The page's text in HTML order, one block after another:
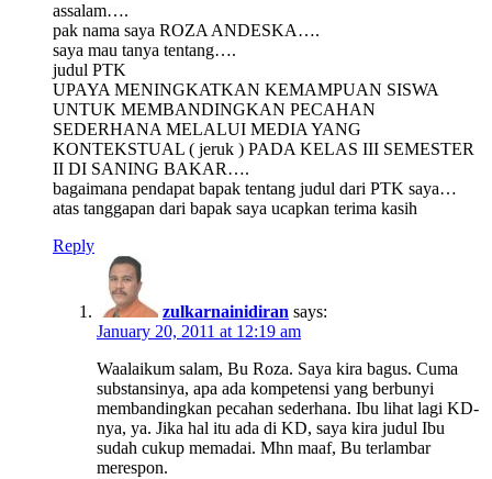
assalam….
pak nama saya ROZA ANDESKA….
saya mau tanya tentang….
judul PTK
UPAYA MENINGKATKAN KEMAMPUAN SISWA
UNTUK MEMBANDINGKAN PECAHAN
SEDERHANA MELALUI MEDIA YANG
KONTEKSTUAL ( jeruk ) PADA KELAS III SEMESTER
II DI SANING BAKAR….
bagaimana pendapat bapak tentang judul dari PTK saya…
atas tanggapan dari bapak saya ucapkan terima kasih
Reply
zulkarnainidiran says:
January 20, 2011 at 12:19 am
Waalaikum salam, Bu Roza. Saya kira bagus. Cuma
substansinya, apa ada kompetensi yang berbunyi
membandingkan pecahan sederhana. Ibu lihat lagi KD-
nya, ya. Jika hal itu ada di KD, saya kira judul Ibu
sudah cukup memadai. Mhn maaf, Bu terlambar
merespon.